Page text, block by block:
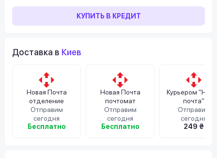
КУПИТЬ В КРЕДИТ
Доставка в Киев
Новая Почта
отделение
Отправим
сегодня
Бесплатно
Новая Почта
почтомат
Отправим
сегодня
Бесплатно
Курьером
почта"
Отправим
сегодня
249 ₴